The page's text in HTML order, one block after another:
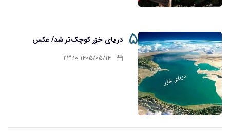
۵ دریای خزر کوچک‌تر شد/ عکس
۱۴۰۵/۰۵/۱۴ ۲۳:۱۰